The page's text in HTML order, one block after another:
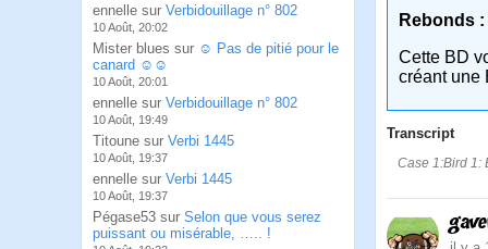
ennelle sur Verbidouillage n° 802
10 Août, 20:02
Mister blues sur ☺ Pas de pitié pour le
canard ☺☺
10 Août, 20:01
ennelle sur Verbidouillage n° 802
10 Août, 19:49
Titoune sur Verbi 1445
10 Août, 19:37
ennelle sur Verbi 1445
10 Août, 19:37
Pégase53 sur Selon que vous serez
puissant ou misérable, ….. !
Rebonds :
Cette BD
créant une
Transcript
Case 1:Bird 1: